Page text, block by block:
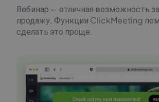
Вебинар — отличная возможность
продажу. Функции ClickMeeting
сделать это проще.